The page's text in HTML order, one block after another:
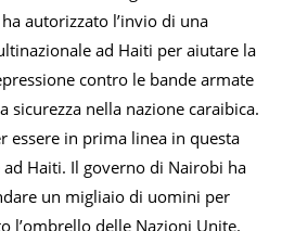
autorizzato l’invio di una
ad Haiti per aiutare la
contro le bande armate
sicurezza nella nazione caraibica.
essere in prima linea in questa
Haiti. Il governo di Nairobi ha
un migliaio di uomini per
l’ombrello delle Nazioni Unite.